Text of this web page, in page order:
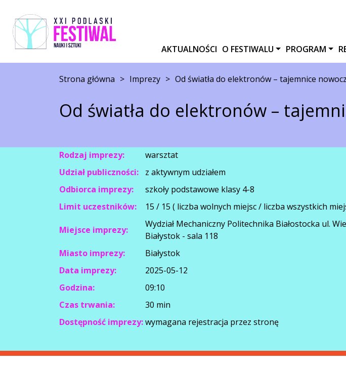
AKTUALNOŚCI O FESTIWALU PROGRAM
Strona główna > Imprezy > Od światła do elektronów – tajemnice
Od światła do elektronów –
Rodzaj imprezy:
warsztat
Udział publiczności:
z aktywnym udziałem
Odbiorca imprezy:
szkoły podstawowe klasy 4-8
Limit uczestników:
15 / 15 ( liczba wolnych miejsc / liczba wszystkich
Miejsce imprezy:
Wydział Mechaniczny Politechnika Białostocka ul.
Białystok - sala 118
Miasto imprezy:
Białystok
Data imprezy:
2025-05-12
Godzina:
09:10
Czas trwania:
30 min
Dostępność imprezy:wymagana rejestracja przez stronę